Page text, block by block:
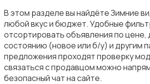
Игры с мячом
В этом разделе вы найдёте Зимние
любой вкус и бюджет. Удобные
отсортировать объявления по цене,
состоянию (новое или б/у) и другим
предложения проходят проверку
связаться с продавцом можно
безопасный чат на сайте.